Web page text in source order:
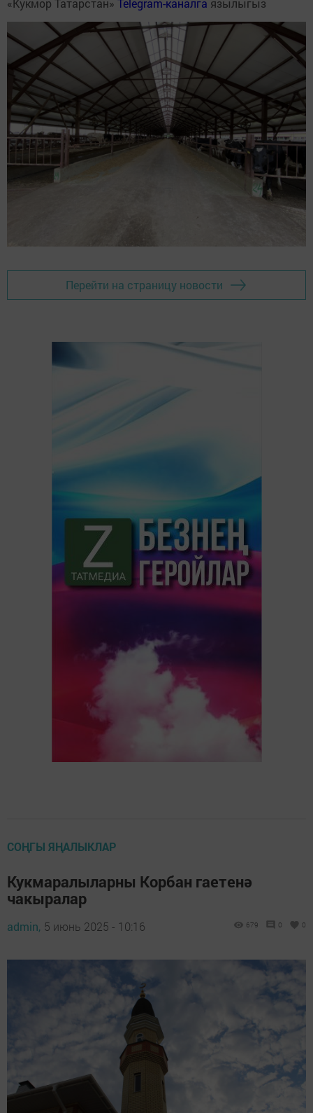
«Кукмор Татарстан» Telegram-каналга язылыгыз
Перейти на страницу новости
СОҢГЫ ЯҢАЛЫКЛАР
Кукмаралыларны Корбан гаетенә
чакыралар
admin, 5 июнь 2025 - 10:16 679 0 0